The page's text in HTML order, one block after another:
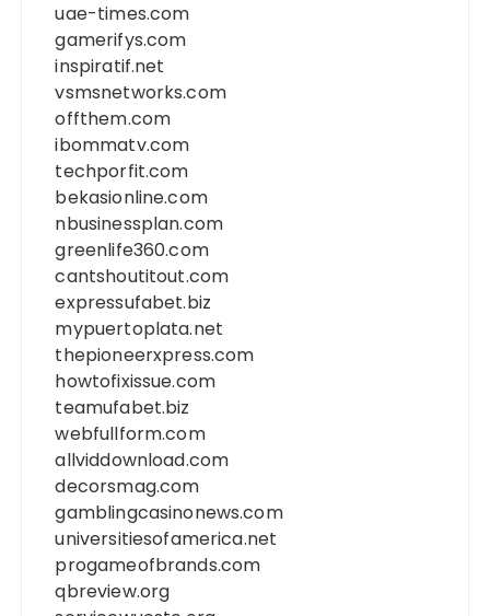
uae-times.com
gamerifys.com
inspiratif.net
vsmsnetworks.com
offthem.com
ibommatv.com
techporfit.com
bekasionline.com
nbusinessplan.com
greenlife360.com
cantshoutitout.com
expressufabet.biz
mypuertoplata.net
thepioneerxpress.com
howtofixissue.com
teamufabet.biz
webfullform.com
allviddownload.com
decorsmag.com
gamblingcasinonews.com
universitiesofamerica.net
progameofbrands.com
qbreview.org